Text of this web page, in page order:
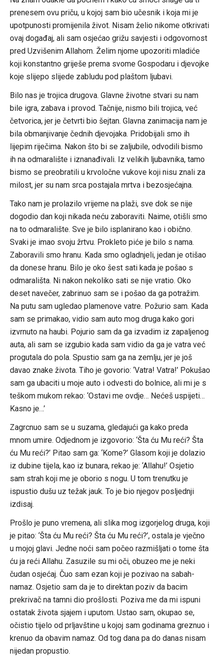
prenesem ovu priču, u kojoj sam bio učesnik i koja mi je
upotpunosti promijenila život. Nisam želio nikome otkrivati
ovaj događaj, ali sam osjećao grižu savjesti i odgovornost
pred Uzvišenim Allahom. Želim njome upozoriti mladiće
koji konstantno griješe prema svome Gospodaru i djevojke
koje slijepo slijede zabludu pod plaštom ljubavi.
Bilo nas je trojica drugova. Glavne životne stvari su nam
bile igra, zabava i provod. Tačnije, nismo bili trojica, već
četvorica, jer je četvrti bio šejtan. Glavna zanimacija nam je
bila obmanjivanje čednih djevojaka. Pridobijali smo ih
lijepim riječima. Nakon što bi se zaljubile, odvodili bismo
ih na odmaralište i iznanađivali. Iz velikih ljubavnika, tamo
bismo se preobratili u krvoločne vukove koji nisu znali za
milost, jer su nam srca postajala mrtva i bezosjećajna.
Tako nam je prolazilo vrijeme na plaži, sve dok se nije
dogodio dan koji nikada neću zaboraviti. Naime, otišli smo
na to odmaralište. Sve je bilo isplanirano kao i obično.
Svaki je imao svoju žrtvu. Prokleto piće je bilo s nama.
Zaboravili smo hranu. Kada smo ogladnjeli, jedan je otišao
da donese hranu. Bilo je oko šest sati kada je pošao s
odmarališta. Ni nakon nekoliko sati se nije vratio. Oko
deset navečer, zabrinuo sam se i pošao da ga potražim.
Na putu sam ugledao plamenove vatre. Požurio sam. Kada
sam se primakao, vidio sam auto mog druga kako gori
izvrnuto na haubi. Pojurio sam da ga izvadim iz zapaljenog
auta, ali sam se izgubio kada sam vidio da ga je vatra već
progutala do pola. Spustio sam ga na zemlju, jer je još
davao znake života. Tiho je govorio: ‘Vatra! Vatra!’ Pokušao
sam ga ubaciti u moje auto i odvesti do bolnice, ali mi je s
teškom mukom rekao: ‘Ostavi me ovdje… Nećeš uspijeti…
Kasno je…’
Zagrcnuo sam se u suzama, gledajući ga kako preda
mnom umire. Odjednom je izgovorio: ‘Šta ću Mu reći? Šta
ću Mu reći?’ Pitao sam ga: ‘Kome?’ Glasom koji je dolazio
iz dubine tijela, kao iz bunara, rekao je: ‘Allahu!’ Osjetio
sam strah koji me je oborio s nogu. U tom trenutku je
ispustio dušu uz težak jauk. To je bio njegov posljednji
izdisaj.
Prošlo je puno vremena, ali slika mog izgorjelog druga, koji
je pitao: ‘Šta ću Mu reći? Šta ću Mu reći?’, ostala je vječno
u mojoj glavi. Jedne noći sam počeo razmišljati o tome šta
ću ja reći Allahu. Zasuzile su mi oči, obuzeo me je neki
čudan osjećaj. Čuo sam ezan koji je pozivao na sabah-
namaz. Osjetio sam da je to direktan poziv da bacim
prekrivač na tamni dio prošlosti. Poziva me da mi ispuni
ostatak života sjajem i uputom. Ustao sarn, okupao se,
očistio tijelo od prljavštine u kojoj sam godinama greznuo i
krenuo da obavim namaz. Od tog dana pa do danas nisam
nijedan propustio.